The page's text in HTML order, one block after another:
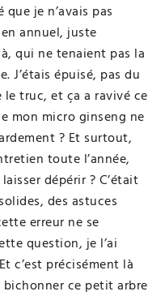
que je n’avais pas
annuel, juste
qui ne tenaient pas la
J’étais épuisé, pas du
le truc, et ça a ravivé ce
mon micro ginseng ne
? Et surtout,
toute l’année,
dépérir ? C’était
des astuces
erreur ne se
question, je l’ai
c’est précisément là
bichonner ce petit arbre